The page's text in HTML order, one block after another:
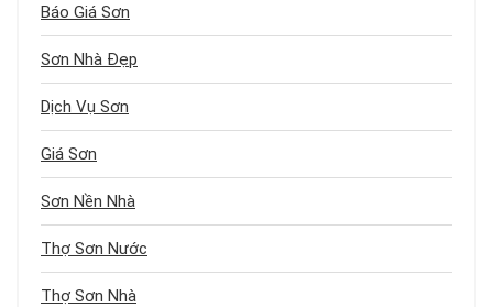
Báo Giá Sơn
Sơn Nhà Đẹp
Dịch Vụ Sơn
Giá Sơn
Sơn Nền Nhà
Thợ Sơn Nước
Thợ Sơn Nhà